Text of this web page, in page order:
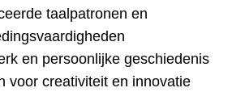
taalpatronen en
en persoonlijke geschiedenis
voor creativiteit en innovatie